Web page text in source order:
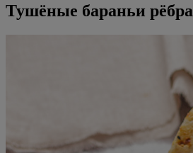
Тушёные бараньи рёбра